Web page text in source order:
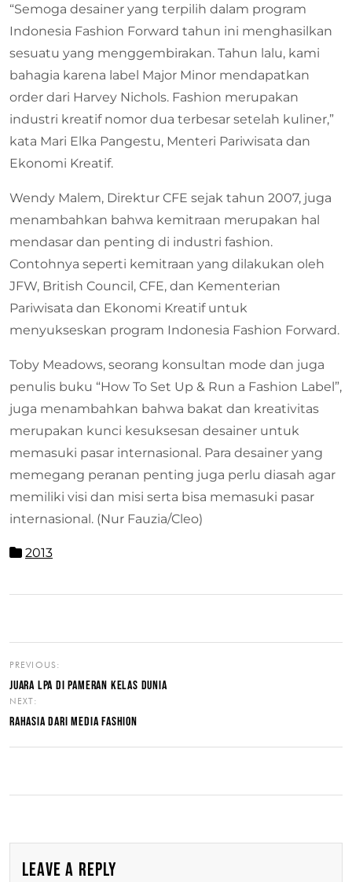
“Semoga desainer yang terpilih dalam program
Indonesia Fashion Forward tahun ini menghasilkan
sesuatu yang menggembirakan. Tahun lalu, kami
bahagia karena label Major Minor mendapatkan
order dari Harvey Nichols. Fashion merupakan
industri kreatif nomor dua terbesar setelah kuliner,”
kata Mari Elka Pangestu, Menteri Pariwisata dan
Ekonomi Kreatif.
Wendy Malem, Direktur CFE sejak tahun 2007, juga
menambahkan bahwa kemitraan merupakan hal
mendasar dan penting di industri fashion.
Contohnya seperti kemitraan yang dilakukan oleh
JFW, British Council, CFE, dan Kementerian
Pariwisata dan Ekonomi Kreatif untuk
menyukseskan program Indonesia Fashion Forward.
Toby Meadows, seorang konsultan mode dan juga
penulis buku “How To Set Up & Run a Fashion Label”,
juga menambahkan bahwa bakat dan kreativitas
merupakan kunci kesuksesan desainer untuk
memasuki pasar internasional. Para desainer yang
memegang peranan penting juga perlu diasah agar
memiliki visi dan misi serta bisa memasuki pasar
internasional. (Nur Fauzia/Cleo)
2013
PREVIOUS:
JUARA LPA DI PAMERAN KELAS DUNIA
NEXT:
RAHASIA DARI MEDIA FASHION
LEAVE A REPLY